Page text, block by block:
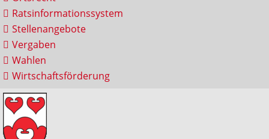
Ratsinformationssystem
Stellenangebote
Vergaben
Wahlen
Wirtschaftsförderung